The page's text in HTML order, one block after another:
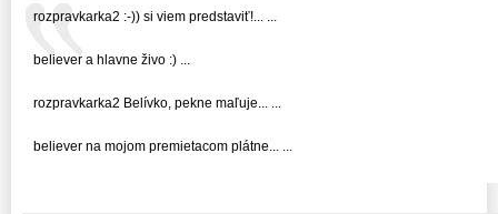
rozpravkarka2 :-)) si viem predstaviť!... ...
believer a hlavne živo :) ...
rozpravkarka2 Belívko, pekne maľuje... ...
believer na mojom premietacom plátne... ...